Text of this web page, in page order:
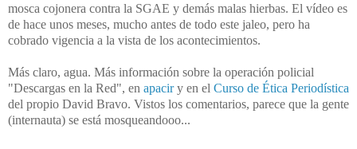
mosca cojonera contra la SGAE y demás malas hierbas. El vídeo es
de hace unos meses, mucho antes de todo este jaleo, pero ha
cobrado vigencia a la vista de los acontecimientos.
Más claro, agua. Más información sobre la operación policial
"Descargas en la Red", en apaciry en el Curso de Ética Periodística
del propio David Bravo. Vistos los comentarios, parece que la gente
(internauta) se está mosqueandooo...